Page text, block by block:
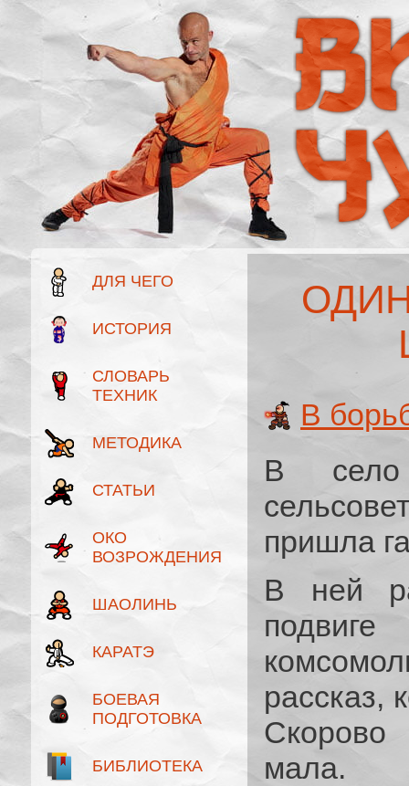
ДЛЯ ЧЕГО
ИСТОРИЯ
СЛОВАРЬ
ТЕХНИК
МЕТОДИКА
СТАТЬИ
ОКО
ВОЗРОЖДЕНИЯ
ШАОЛИНЬ
КАРАТЭ
БОЕВАЯ
ПОДГОТОВКА
БИБЛИОТЕКА
В
В село
пришла
В ней
рассказ,
мала.